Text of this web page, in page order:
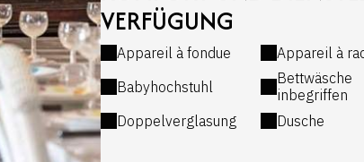
Plattenspieler mit Bluetooth-Verbindung
Klavier (ungestimmt)
2 Sessel
Große, halboffene Küche, sehr gut
Garten
Die Küche ist mit einem Backofen,
VERFÜGUNG
Appareil à fondue Appareil à
Babyhochstuhl
Bettwäsche
inbegriffen
Doppelverglasung
Dusche